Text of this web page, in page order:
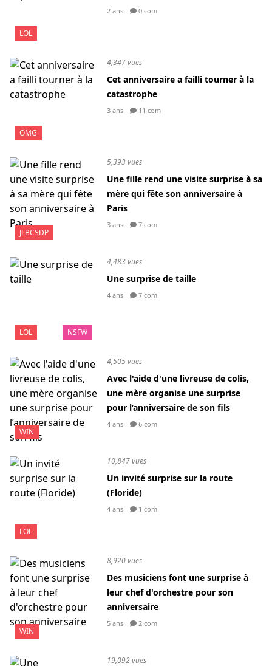
LOL
2 ans 0 com
OMG
4,347 vues
Cet anniversaire a failli tourner à la
catastrophe
3 ans 11 com
JLBCSDP
5,393 vues
Une fille rend une visite surprise à sa
mère qui fête son anniversaire à
Paris
3 ans 7 com
LOL NSFW
4,483 vues
Une surprise de taille
4 ans 7 com
WIN
4,505 vues
Avec l'aide d'une livreuse de colis,
une mère organise une surprise
pour l’anniversaire de son fils
4 ans 6 com
LOL
10,847 vues
Un invité surprise sur la route
(Floride)
4 ans 1 com
WIN
8,920 vues
Des musiciens font une surprise à
leur chef d'orchestre pour son
anniversaire
5 ans 2 com
19,092 vues